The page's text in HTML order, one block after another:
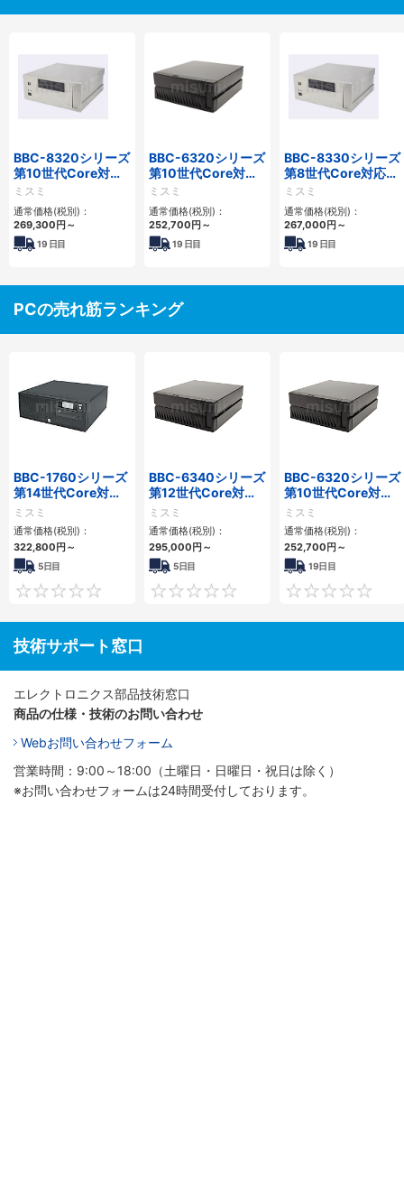
BBC-8320シリーズ
第10世代Core対応
小型フロアマウント
FAPC 2PCI・2PCIe
ミスミ
通常価格(税別)：
269,300円～
19 日目
BBC-6320シリーズ
第10世代Core対応
小型フロアマウント
FAPC 2PCI・2PCIe
ミスミ
通常価格(税別)：
252,700円～
19 日目
BBC-8330シリーズ
第8世代Core対応小
型フロアマウント
FAPC 2PCI・2PCIe
ミスミ
通常価格(税別)：
267,000円～
19 日目
PCの売れ筋ランキング
BBC-1760シリーズ
第14世代Core対応
小型フロアマウント
3PCIe
ミスミ
通常価格(税別)：
322,800円～
5日目
0
BBC-6340シリーズ
第12世代Core対応
小型フロアマウント
PC2PCI/2PCIe
ミスミ
通常価格(税別)：
295,000円～
5日目
0
BBC-6320シリーズ
第10世代Core対応
小型フロアマウント
FAPC 2PCI・2PCIe
ミスミ
通常価格(税別)：
252,700円～
19日目
技術サポート窓口
エレクトロニクス部品技術窓口
商品の仕様・技術のお問い合わせ
Webお問い合わせフォーム
営業時間：9:00～18:00（土曜日・日曜日・祝日は除く）
※お問い合わせフォームは24時間受付しております。